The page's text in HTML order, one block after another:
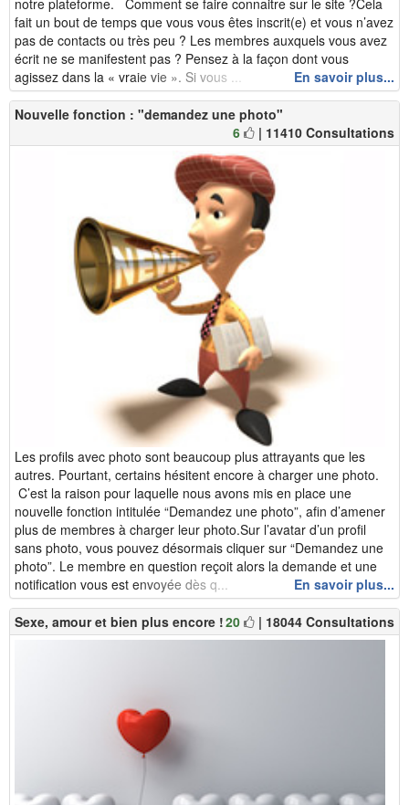
notre plateforme. Comment se faire connaitre sur le site ?Cela
fait un bout de temps que vous vous êtes inscrit(e) et vous n’avez
pas de contacts ou très peu ? Les membres auxquels vous avez
écrit ne se manifestent pas ? Pensez à la façon dont vous
agissez dans la « vraie vie ». Si vous ...
En savoir plus...
Nouvelle fonction : "demandez une photo"
6
| 11410 Consultations
Les profils avec photo sont beaucoup plus attrayants que les
autres. Pourtant, certains hésitent encore à charger une photo.
C’est la raison pour laquelle nous avons mis en place une
nouvelle fonction intitulée “Demandez une photo”, afin d’amener
plus de membres à charger leur photo.Sur l’avatar d’un profil
sans photo, vous pouvez désormais cliquer sur “Demandez une
photo”. Le membre en question reçoit alors la demande et une
notification vous est envoyée dès q...
En savoir plus...
Sexe, amour et bien plus encore !20 | 18044 Consultations